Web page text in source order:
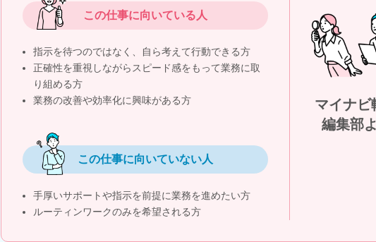
この仕事に向いている人
指示を待つのではなく、自ら考えて行動できる方
正確性を重視しながらスピード感をもって業務に取
り組める方
業務の改善や効率化に興味がある方
この仕事に向いていない人
手厚いサポートや指示を前提に業務を進めたい方
ルーティンワークのみを希望される方
マイナビ
編集部